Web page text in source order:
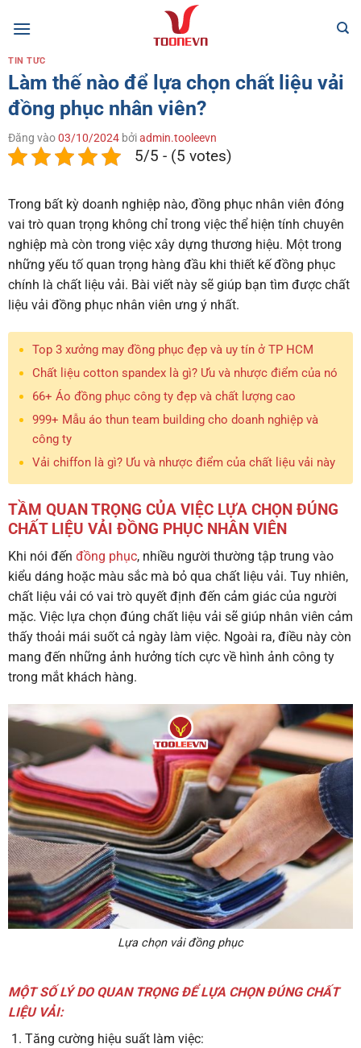
qua
dung
TIN TỨC
Làm thế nào để lựa chọn chất liệu vải
đồng phục nhân viên?
Đăng vào03/10/2024 bởiadmin.tooleevn
5/5 - (5 votes)
Trong bất kỳ doanh nghiệp nào, đồng phục nhân viên đóng
vai trò quan trọng không chỉ trong việc thể hiện tính chuyên
nghiệp mà còn trong việc xây dựng thương hiệu. Một trong
những yếu tố quan trọng hàng đầu khi thiết kế đồng phục
chính là chất liệu vải. Bài viết này sẽ giúp bạn tìm được chất
liệu vải đồng phục nhân viên ưng ý nhất.
Top 3 xưởng may đồng phục đẹp và uy tín ở TP HCM
Chất liệu cotton spandex là gì? Ưu và nhược điểm của nó
66+ Áo đồng phục công ty đẹp và chất lượng cao
999+ Mẫu áo thun team building cho doanh nghiệp và
công ty
Vải chiffon là gì? Ưu và nhược điểm của chất liệu vải này
TẦM QUAN TRỌNG CỦA VIỆC LỰA CHỌN ĐÚNG
CHẤT LIỆU VẢI ĐỒNG PHỤC NHÂN VIÊN
Khi nói đến đồng phục, nhiều người thường tập trung vào
kiểu dáng hoặc màu sắc mà bỏ qua chất liệu vải. Tuy nhiên,
chất liệu vải có vai trò quyết định đến cảm giác của người
mặc. Việc lựa chọn đúng chất liệu vải sẽ giúp nhân viên cảm
thấy thoải mái suốt cả ngày làm việc. Ngoài ra, điều này còn
mang đến những ảnh hưởng tích cực về hình ảnh công ty
trong mắt khách hàng.
Lựa chọn vải đồng phục
MỘT SỐ LÝ DO QUAN TRỌNG ĐỂ LỰA CHỌN ĐÚNG CHẤT
LIỆU VẢI:
Tăng cường hiệu suất làm việc: